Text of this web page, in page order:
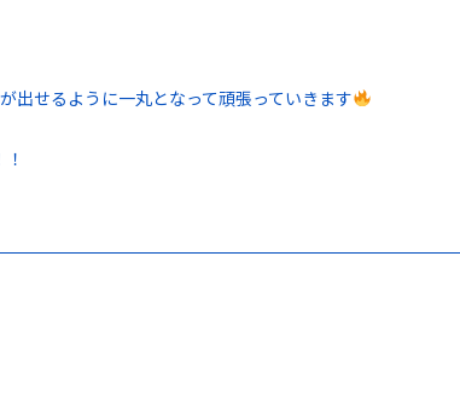
出せるように一丸となって頑張っていきます